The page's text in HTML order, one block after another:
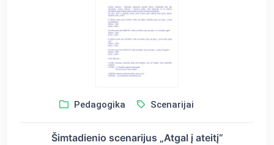
Pedagogika Scenarijai
Šimtadienio scenarijus „Atgal į ateitį“